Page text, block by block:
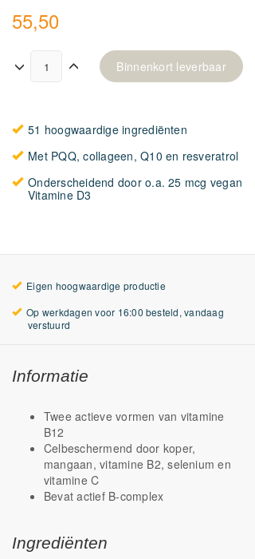
55,50
Binnenkort leverbaar
51 hoogwaardige ingrediënten
Met PQQ, collageen, Q10 en resveratrol
Onderscheidend door o.a. 25 mcg vegan
Vitamine D3
Eigen hoogwaardige productie
Op werkdagen voor 16:00 besteld, vandaag
verstuurd
Informatie
Twee actieve vormen van vitamine
B12
Celbeschermend door koper,
mangaan, vitamine B2, selenium en
vitamine C
Bevat actief B-complex
Ingrediënten